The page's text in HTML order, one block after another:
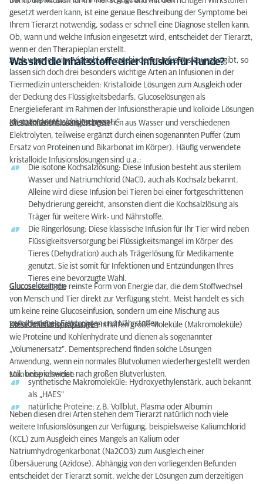
gesetzt werden kann, ist eine genaue Beschreibung der Symptome bei
Ihrem Tierarzt notwendig, sodass er schnell eine Diagnose stellen kann.
Ob, wann und welche Infusion eingesetzt wird, entscheidet der Tierarzt,
wenn er den Therapieplan erstellt.
Was sind die Inhaltsstoffe einer Infusion für Hunde?
Auch wenn es eine Vielzahl an verschiedenen Infusionslösungen gibt, so
lassen sich doch drei besonders wichtige Arten an Infusionen in der
Tiermedizin unterscheiden: Kristalloide Lösungen zum Ausgleich oder
der Deckung des Flüssigkeitsbedarfs, Glucoselösungen als
Energielieferant im Rahmen der Infusionstherapie und kolloide Lösungen
als sogenannter „Volumenersatz“.
Kristalloide Infusionslösungen
Diese Infusionslösungen bestehen aus Wasser und verschiedenen
Elektrolyten, teilweise ergänzt durch einen sogenannten Puffer (zum
Ersatz von Proteinen und Bikarbonat im Körper). Häufig verwendete
kristalloide Infusionslösungen sind u.a.:
Die isotone Kochsalzlösung: Diese Infusion besteht aus sterilem
Wasser und Natriumchlorid (NaCl), auch als Kochsalz bekannt.
Alleine wird diese Infusion bei Tieren bei einer fortgeschrittenen
Dehydrierung gereicht, ansonsten dient die Kochsalzlösung als
Träger für weitere Wirk- und Nährstoffe.
Die Ringerlösung: Diese klassische Infusion für Ihr Tier wird neben
Flüssigkeitsversorgung bei Flüssigkeitsmangel im Körper des
Tieres (Dehydration) auch als Trägerlösung für Medikamente
genutzt. Sie ist somit für Infektionen und Entzündungen Ihres
Tieres eine bevorzugte Wahl.
Glucoselösungen
Glucose stellt die reinste Form von Energie dar, die dem Stoffwechsel
von Mensch und Tier direkt zur Verfügung steht. Meist handelt es sich
um keine reine Glucoseinfusion, sondern um eine Mischung aus
verschiedenen Elektrolyten und Nährstoffen.
Kolloide Infusionslösungen
Diese Infusionspräparate enthalten große Moleküle (Makromoleküle)
wie Proteine und Kohlenhydrate und dienen als sogenannter
„Volumenersatz“. Dementsprechend finden solche Lösungen
Anwendung, wenn ein normales Blutvolumen wiederhergestellt werden
soll, beispielsweise nach großen Blutverlusten.
Man unterscheidet:
synthetische Makromoleküle: Hydroxyethylenstärk, auch bekannt
als „HAES“
natürliche Proteine: z.B. Vollblut, Plasma oder Albumin
Neben diesen drei Arten stehen dem Tierarzt natürlich noch viele
weitere Infusionslösungen zur Verfügung, beispielsweise Kaliumchlorid
(KCL) zum Ausgleich eines Mangels an Kalium oder
Natriumhydrogenkarbonat (Na2CO3) zum Ausgleich einer
Übersäuerung (Azidose). Abhängig von den vorliegenden Befunden
entscheidet der Tierarzt somit, welche der Lösungen zum derzeitigen